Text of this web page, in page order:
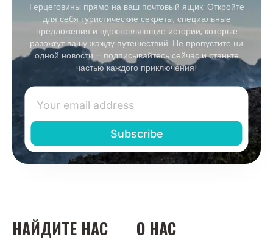
Герцеговины прямо на ваш почтовый ящик. Откройте
для себя туристические секреты, специальные
предложения и вдохновляющие истории, которые
разожгут вашу жажду путешествий. Не пропустите ни
одной новости – подписывайтесь сейчас и станьте
частью каждого приключения!
НАЙДИТЕ НАС О НАС